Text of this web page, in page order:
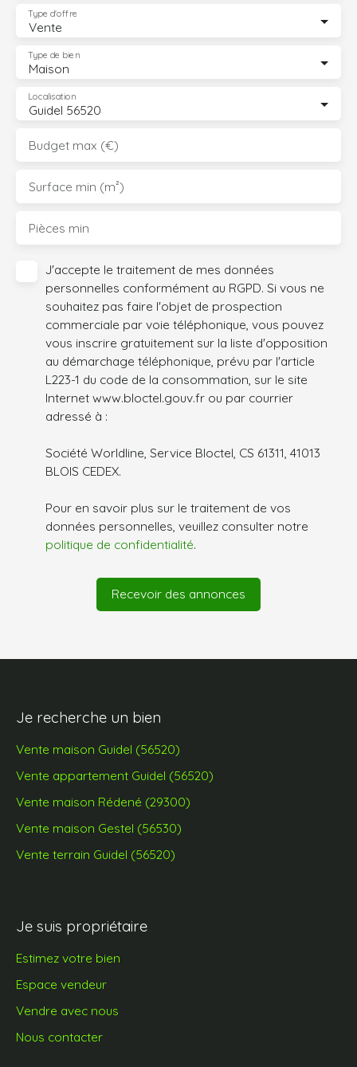
Vente
Type d'offre
Maison
Type de bien
Guidel 56520
Localisation
Budget max (€)
Surface min (m²)
Pièces min
J'accepte le traitement de mes données
personnelles conformément au RGPD. Si vous ne
souhaitez pas faire l'objet de prospection
commerciale par voie téléphonique, vous pouvez
vous inscrire gratuitement sur la liste d'opposition
au démarchage téléphonique, prévu par l'article
L223-1 du code de la consommation, sur le site
Internet www.bloctel.gouv.fr ou par courrier
adressé à :
Société Worldline, Service Bloctel, CS 61311, 41013
BLOIS CEDEX.
Pour en savoir plus sur le traitement de vos
données personnelles, veuillez consulter notre
politique de confidentialité.
Recevoir des annonces
Je recherche un bien
Vente maison Guidel (56520)
Vente appartement Guidel (56520)
Vente maison Rédené (29300)
Vente maison Gestel (56530)
Vente terrain Guidel (56520)
Je suis propriétaire
Estimez votre bien
Espace vendeur
Vendre avec nous
Nous contacter